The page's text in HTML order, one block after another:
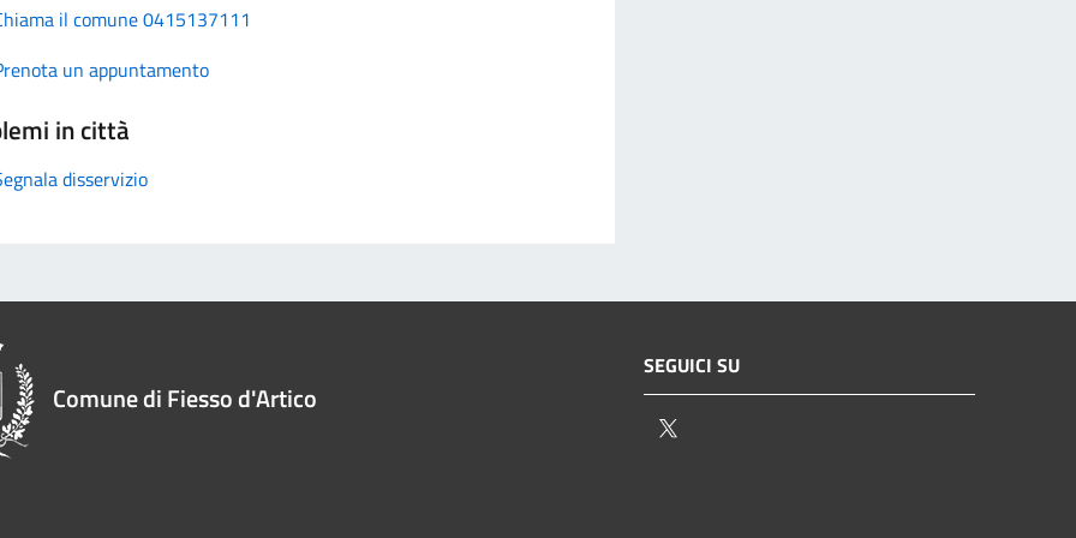
il comune 0415137111
un appuntamento
in città
disservizio
Comune di Fiesso d'Artico
SEGUICI SU